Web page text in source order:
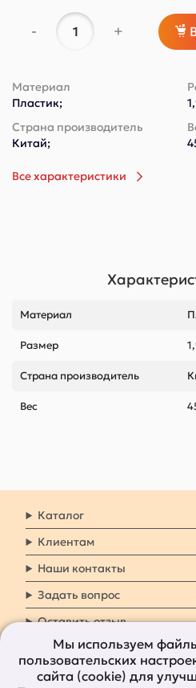
- +
Материал
Пластик;
Страна производитель
Китай;
Все характеристики
Материал
Размер
Страна производитель
Вес
Каталог
Клиентам
Наши контакты
Задать вопрос
Оставить отзыв
8 800 7009 161
Мы используем
пользовательских
сайта (cookie) для